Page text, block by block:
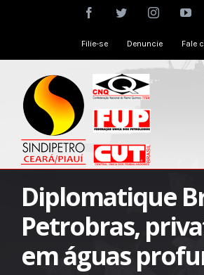
facebooktwitter instagram
Filie-se Denuncie Fale
Diplomatique
Petrobras,
em águas